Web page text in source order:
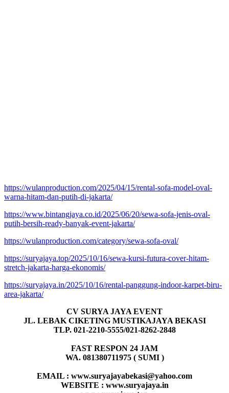
https://wulanproduction.com/2025/04/15/rental-sofa-model-oval-
warna-hitam-dan-putih-di-jakarta/
https://www.bintangjaya.co.id/2025/06/20/sewa-sofa-jenis-oval-
putih-bersih-ready-banyak-event-jakarta/
https://wulanproduction.com/category/sewa-sofa-oval/
https://suryajaya.top/2025/10/16/sewa-kursi-futura-cover-hitam-
stretch-jakarta-harga-ekonomis/
https://suryajaya.in/2025/10/16/rental-panggung-indoor-karpet-biru-
area-jakarta/
CV SURYA JAYA EVENT
JL. LEBAK CIKETING MUSTIKAJAYA BEKASI
TLP. 021-2210-5555/021-8262-2848
FAST RESPON 24 JAM
WA. 081380711975 ( SUMI )
EMAIL : www.suryajayabekasi@yahoo.com
WEBSITE : www.suryajaya.in